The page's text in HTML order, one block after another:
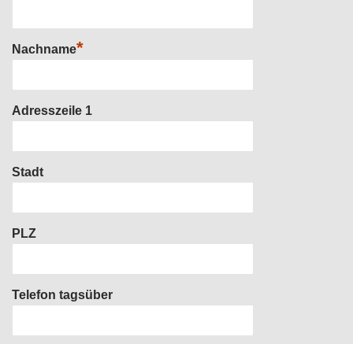
Nachname*
Adresszeile 1
Stadt
PLZ
Telefon tagsüber